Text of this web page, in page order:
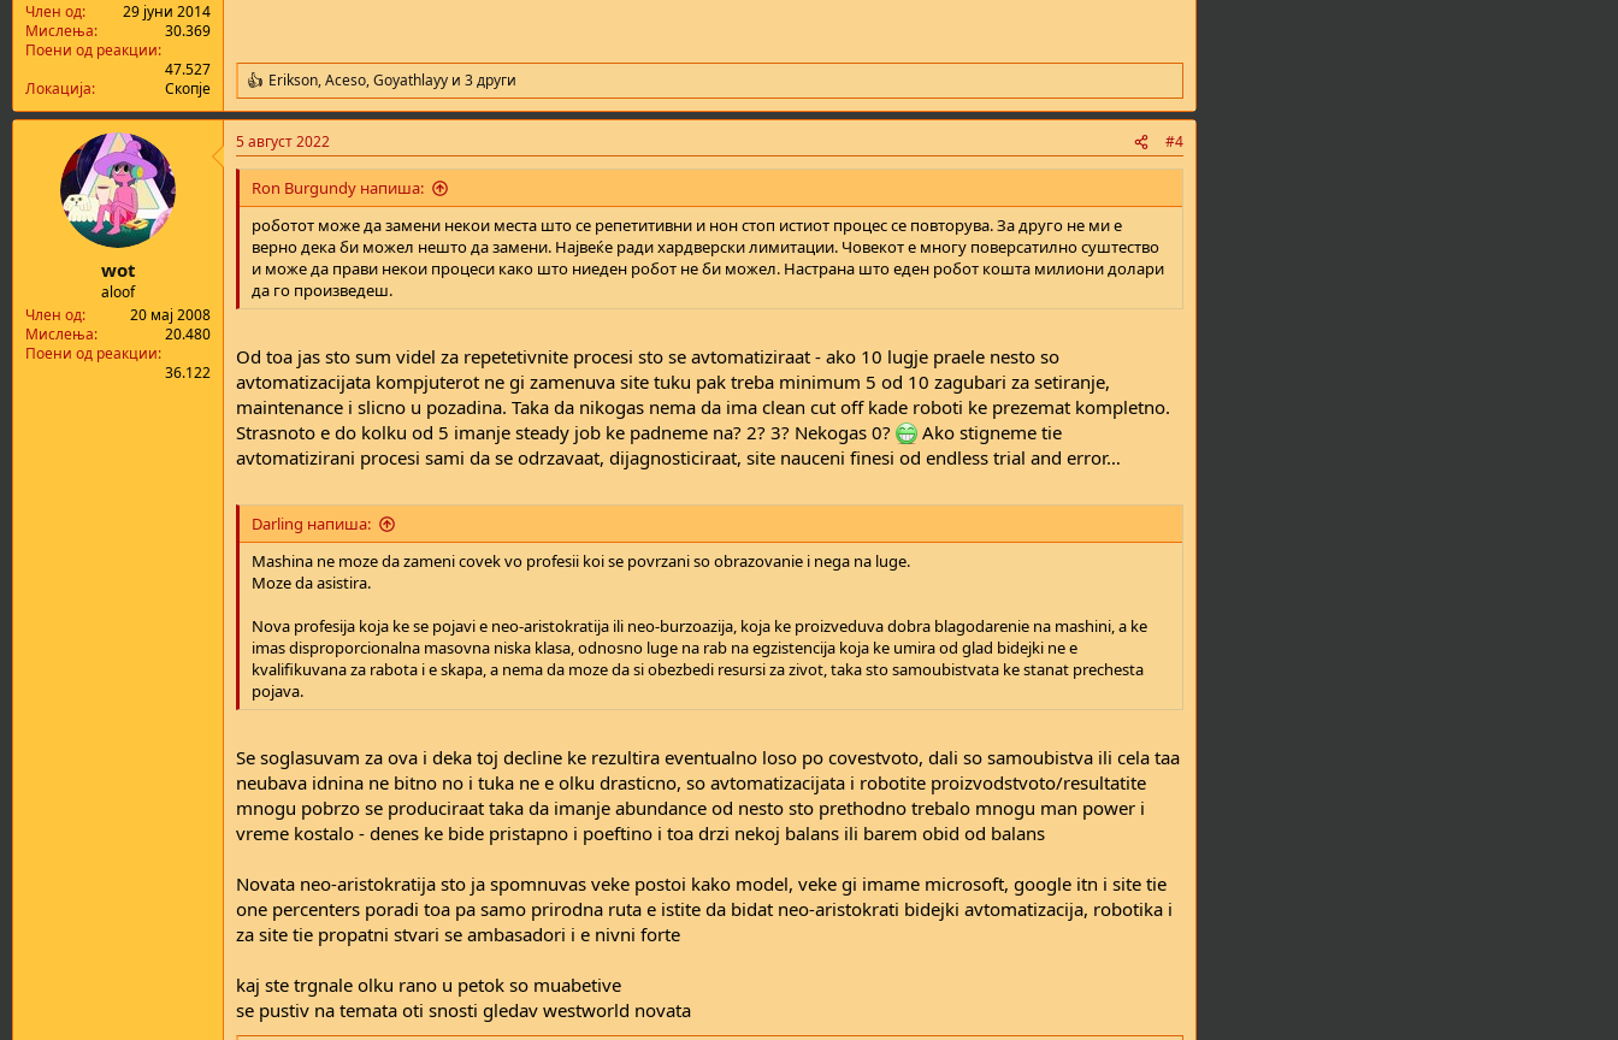
Член од
29 јуни 2014
Мислења
30.369
Поени од реакции
47.527
Локација
Скопје
R
e
a
c
t
o
Erikson,Aceso,Goyathlayy и 3 други
wot
aloof
Член од
20 мај 2008
Мислења
20.480
Поени од реакции
36.122
5 август 2022 #4
Ron Burgundy напиша:
роботот може да замени некои места што се репетитивни и нон стоп истиот процес се повторува. За друго не ми е
верно дека би можел нешто да замени. Највеќе ради хардверски лимитации. Човекот е многу поверсатилно суштество
и може да прави некои процеси како што ниеден робот не би можел. Настрана што еден робот кошта милиони долари
да го произведеш.
Od toa jas sto sum videl za repetetivnite procesi sto se avtomatiziraat - ako 10 lugje praele nesto so
avtomatizacijata kompjuterot ne gi zamenuva site tuku pak treba minimum 5 od 10 zagubari za setiranje,
maintenance i slicno u pozadina. Taka da nikogas nema da ima clean cut off kade roboti ke prezemat kompletno.
Strasnoto e do kolku od 5 imanje steady job ke padneme na? 2? 3? Nekogas 0?
Ako stigneme tie
avtomatizirani procesi sami da se odrzavaat, dijagnosticiraat, site nauceni finesi od endless trial and error…
Darling напиша:
Mashina ne moze da zameni covek vo profesii koi se povrzani so obrazovanie i nega na luge.
Moze da asistira.
Nova profesija koja ke se pojavi e neo-aristokratija ili neo-burzoazija, koja ke proizveduva dobra blagodarenie na mashini, a ke
imas disproporcionalna masovna niska klasa, odnosno luge na rab na egzistencija koja ke umira od glad bidejki ne e
kvalifikuvana za rabota i e skapa, a nema da moze da si obezbedi resursi za zivot, taka sto samoubistvata ke stanat prechesta
pojava.
Se soglasuvam za ova i deka toj decline ke rezultira eventualno loso po covestvoto, dali so samoubistva ili cela taa
neubava idnina ne bitno no i tuka ne e olku drasticno, so avtomatizacijata i robotite proizvodstvoto/resultatite
mnogu pobrzo se produciraat taka da imanje abundance od nesto sto prethodno trebalo mnogu man power i
vreme kostalo - denes ke bide pristapno i poeftino i toa drzi nekoj balans ili barem obid od balans
Novata neo-aristokratija sto ja spomnuvas veke postoi kako model, veke gi imame microsoft, google itn i site tie
one percenters poradi toa pa samo prirodna ruta e istite da bidat neo-aristokrati bidejki avtomatizacija, robotika i
za site tie propatni stvari se ambasadori i e nivni forte
kaj ste trgnale olku rano u petok so muabetive
se pustiv na temata oti snosti gledav westworld novata